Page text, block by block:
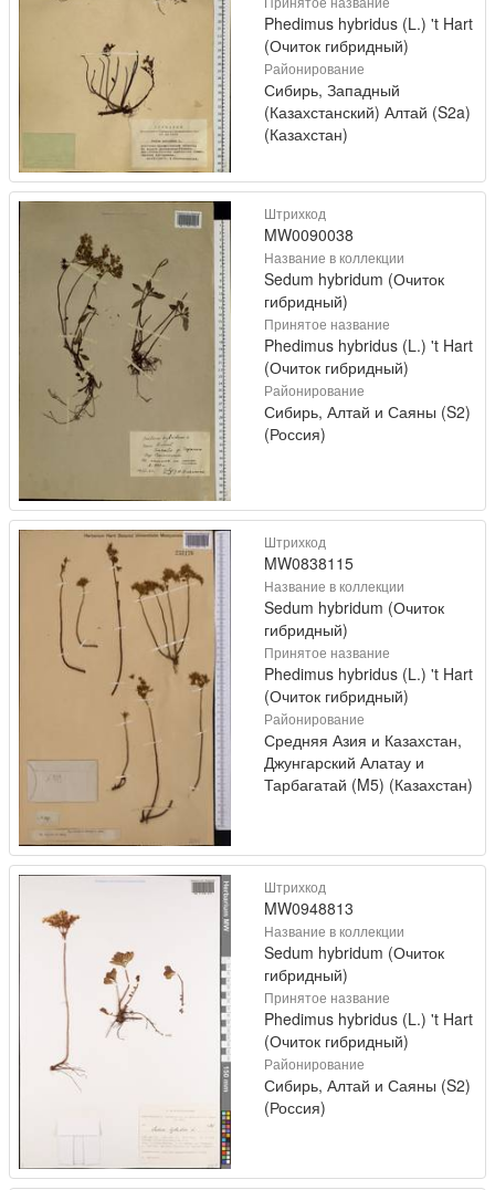
Phedimus hybridus (L.) 't Hart
(Очиток гибридный)
Районирование
Сибирь, Западный
(Казахстанский) Алтай (S2a)
(Казахстан)
Штрихкод
MW0090038
Название в коллекции
Sedum hybridum (Очиток
гибридный)
Принятое название
Phedimus hybridus (L.) 't Hart
(Очиток гибридный)
Районирование
Сибирь, Алтай и Саяны (S2)
(Россия)
Штрихкод
MW0838115
Название в коллекции
Sedum hybridum (Очиток
гибридный)
Принятое название
Phedimus hybridus (L.) 't Hart
(Очиток гибридный)
Районирование
Средняя Азия и Казахстан,
Джунгарский Алатау и
Тарбагатай (M5) (Казахстан)
Штрихкод
MW0948813
Название в коллекции
Sedum hybridum (Очиток
гибридный)
Принятое название
Phedimus hybridus (L.) 't Hart
(Очиток гибридный)
Районирование
Сибирь, Алтай и Саяны (S2)
(Россия)